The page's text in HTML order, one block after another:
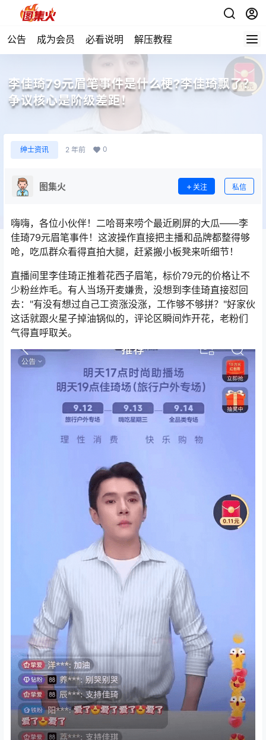
公告 成为会员 必看说明 解压教程
李佳琦79元眉笔事件是什么梗?李佳琦飘了？
争议核心是阶级差距！
绅士资讯 2 年前 0
图集火 关注 私信
嗨嗨，各位小伙伴！二哈哥来唠个最近刷屏的大瓜——李
佳琦79元眉笔事件！这波操作直接把主播和品牌都整得够
呛，吃瓜群众看得直拍大腿，赶紧搬小板凳来听细节！
直播间里李佳琦正推着花西子眉笔，标价79元的价格让不
少粉丝炸毛。有人当场开麦嫌贵，没想到李佳琦直接怼回
去："有没有想过自己工资涨没涨，工作够不够拼？"好家伙
这话就跟火星子掉油锅似的，评论区瞬间炸开花，老粉们
气得直呼取关。